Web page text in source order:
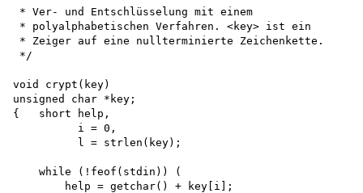
* Ver- und Entschlüsselung mit einem
* polyalphabetischen Verfahren. <key> ist ein
* Zeiger auf eine nullterminierte Zeichenkette.
*/
void crypt(key)
unsigned char *key;
{   short help,
          i = 0,
          l = strlen(key);
    while (!feof(stdin)) (
        help = getchar() + key[i];